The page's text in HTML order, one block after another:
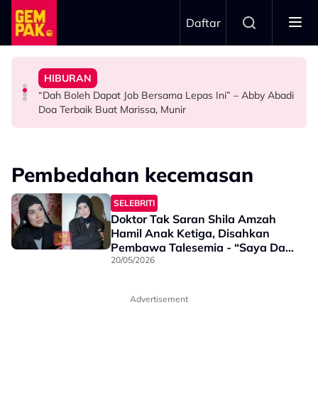
Skip to main content
Daftar
HIBURAN
Bawa Anak Ke Klinik, Syasya Rizal Terkejut Dikenali
Doktor
HIBURAN
“Dah Boleh Dapat Job Bersama Lepas Ini” – Abby Abadi
Doa Terbaik Buat Marissa, Munir
BERITA
Kasihnya Ibu, Ikan Lumba-Lumba Enggan Tinggalkan
Anak Yang Sudah Mati
ANTARABANGSA
Pengantin Penat Sampai Tertidur Atas Pelamin
Pembedahan kecemasan
SELEBRITI
Doktor Tak Saran Shila Amzah
Hamil Anak Ketiga, Disahkan
Pembawa Talesemia - “Saya Dah
Dua Kali Pembedahan &
20/05/2026
Advertisement